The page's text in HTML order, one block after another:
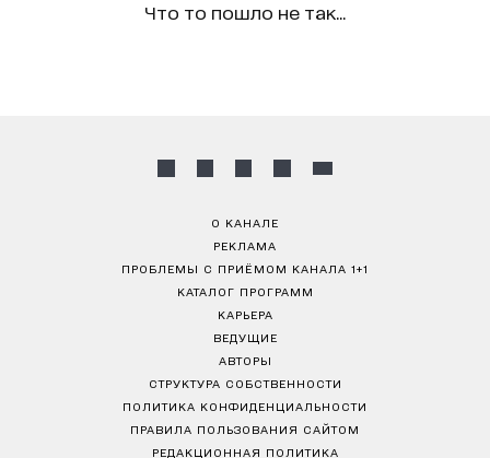
Что то пошло не так...
О КАНАЛЕ
РЕКЛАМА
ПРОБЛЕМЫ С ПРИЁМОМ КАНАЛА 1+1
КАТАЛОГ ПРОГРАММ
КАРЬЕРА
ВЕДУЩИЕ
АВТОРЫ
СТРУКТУРА СОБСТВЕННОСТИ
ПОЛИТИКА КОНФИДЕНЦИАЛЬНОСТИ
ПРАВИЛА ПОЛЬЗОВАНИЯ САЙТОМ
РЕДАКЦИОННАЯ ПОЛИТИКА